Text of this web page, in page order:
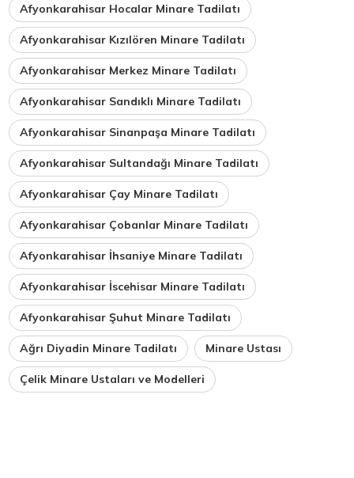
Afyonkarahisar Hocalar Minare Tadilatı
Afyonkarahisar Kızılören Minare Tadilatı
Afyonkarahisar Merkez Minare Tadilatı
Afyonkarahisar Sandıklı Minare Tadilatı
Afyonkarahisar Sinanpaşa Minare Tadilatı
Afyonkarahisar Sultandağı Minare Tadilatı
Afyonkarahisar Çay Minare Tadilatı
Afyonkarahisar Çobanlar Minare Tadilatı
Afyonkarahisar İhsaniye Minare Tadilatı
Afyonkarahisar İscehisar Minare Tadilatı
Afyonkarahisar Şuhut Minare Tadilatı
Ağrı Diyadin Minare Tadilatı Minare Ustası
Çelik Minare Ustaları ve Modelleri